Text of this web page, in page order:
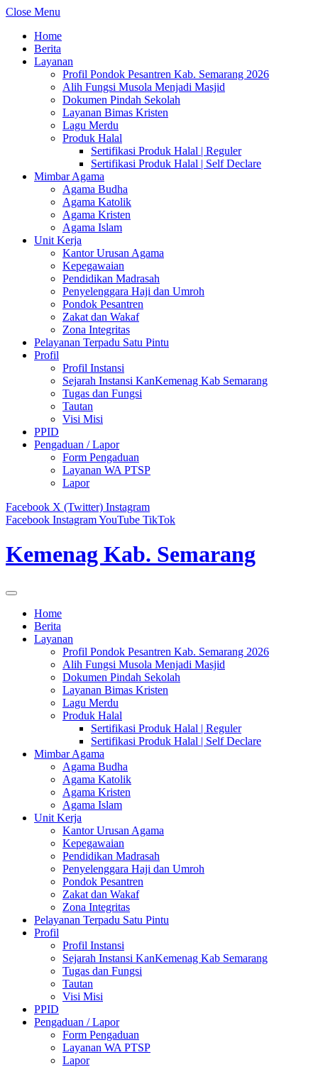
Close Menu
Home
Berita
Layanan
Profil Pondok Pesantren Kab. Semarang 2026
Alih Fungsi Musola Menjadi Masjid
Dokumen Pindah Sekolah
Layanan Bimas Kristen
Lagu Merdu
Produk Halal
Sertifikasi Produk Halal | Reguler
Sertifikasi Produk Halal | Self Declare
Mimbar Agama
Agama Budha
Agama Katolik
Agama Kristen
Agama Islam
Unit Kerja
Kantor Urusan Agama
Kepegawaian
Pendidikan Madrasah
Penyelenggara Haji dan Umroh
Pondok Pesantren
Zakat dan Wakaf
Zona Integritas
Pelayanan Terpadu Satu Pintu
Profil
Profil Instansi
Sejarah Instansi KanKemenag Kab Semarang
Tugas dan Fungsi
Tautan
Visi Misi
PPID
Pengaduan / Lapor
Form Pengaduan
Layanan WA PTSP
Lapor
Facebook X (Twitter) Instagram
Facebook InstagramYouTube TikTok
Kemenag Kab. Semarang
Home
Berita
Layanan
Profil Pondok Pesantren Kab. Semarang 2026
Alih Fungsi Musola Menjadi Masjid
Dokumen Pindah Sekolah
Layanan Bimas Kristen
Lagu Merdu
Produk Halal
Sertifikasi Produk Halal | Reguler
Sertifikasi Produk Halal | Self Declare
Mimbar Agama
Agama Budha
Agama Katolik
Agama Kristen
Agama Islam
Unit Kerja
Kantor Urusan Agama
Kepegawaian
Pendidikan Madrasah
Penyelenggara Haji dan Umroh
Pondok Pesantren
Zakat dan Wakaf
Zona Integritas
Pelayanan Terpadu Satu Pintu
Profil
Profil Instansi
Sejarah Instansi KanKemenag Kab Semarang
Tugas dan Fungsi
Tautan
Visi Misi
PPID
Pengaduan / Lapor
Form Pengaduan
Layanan WA PTSP
Lapor